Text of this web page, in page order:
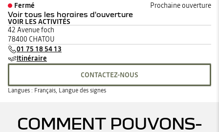
Fermé Prochaine ouverture
Voir tous les horaires d'ouverture
lundi 08:00 - 12:0013:30 - 19:00
mardi
mercredi
jeudi
vendredi
VOIR LES ACTIVITÉS
42 Avenue foch
78400 CHATOU
01 75 18 54 13
Itinéraire
CONTACTEZ-NOUS
Langues : Français, Langue des signes
COMMENT POUVONS-